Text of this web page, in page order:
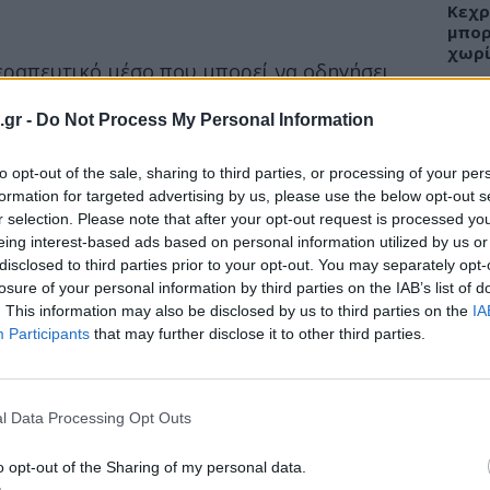
- Do Not Process My Personal Information
opt-out of the sale, sharing to third parties, or processing of your
for targeted advertising by us, please use the below opt-out
selection. Please note that after your opt-out request is processed
interest-based ads based on personal information utilized by us
to third parties prior to your opt-out. You may separately
of your personal information by third parties on the IAB’s list of
This information may also be disclosed by us to third parties on the
Participants that may further disclose it to other third parties.
Data Processing Opt Outs
opt-out of the Sharing of my personal data.
μέσο που μπορεί να οδηγήσει
από συμπτώματα. Τα νεότερα
κηλών των κοιλιακών τοιχωμάτων
30ο Πανελλήνιο Συνέδριο Χειρουργικής
επίκουρος καθηγητής χειρουργικής στο
τοιχώματος εννοούμε την παθολογική
περιεχομένου της κοιλιάς, μέσα από μία
τοιχωμάτων «βγαίνει» από τη
κάτω από το δέρμα. Τα όργανα που
ή το παχύ έντερο και σπανιότερα η
και τα έσω γεννητικά όργανα των γυναικών»